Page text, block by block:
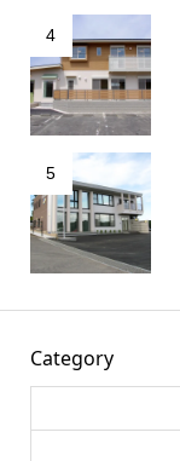
4
5
Category